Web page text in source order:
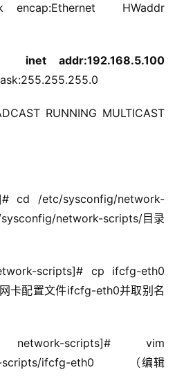
HWaddr
RUNNING MULTICAST
cd /etc/sysconfig/network-
sysconfig/network-scripts/目录
scripts]# cp ifcfg-eth0
网卡配置文件ifcfg-eth0并取别名
network-scripts]# vim
ifcfg-eth0        （编辑